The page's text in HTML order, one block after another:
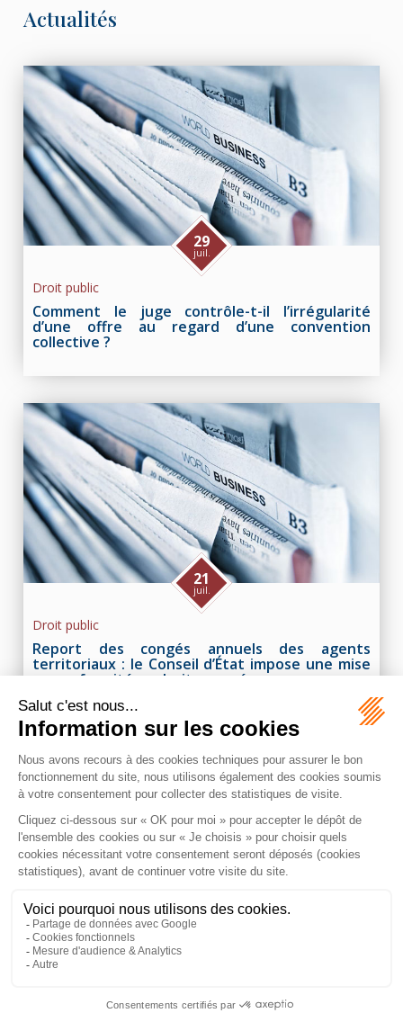
Actualités
Comment le juge contrôle-t-il l’irrégularité
d’une offre au regard d’une convention
collective ?
29
juil.
Droit public
Report des congés annuels des agents
territoriaux : le Conseil d’État impose une mise
en conformité au droit européen
21
juil.
Droit public
123456 7
Voir toutes les actus
MAZEAS Avocat
11 Rue de Metz
31000 TOULOUSE
Plan du site Mentions légales